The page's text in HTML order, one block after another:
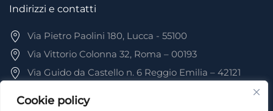
Cookie policy
Indirizzi e contatti
Via Pietro Paolini 180, Lucca - 55100
Via Vittorio Colonna 32, Roma – 00193
Via Guido da Castello n. 6 Reggio Emilia – 42121